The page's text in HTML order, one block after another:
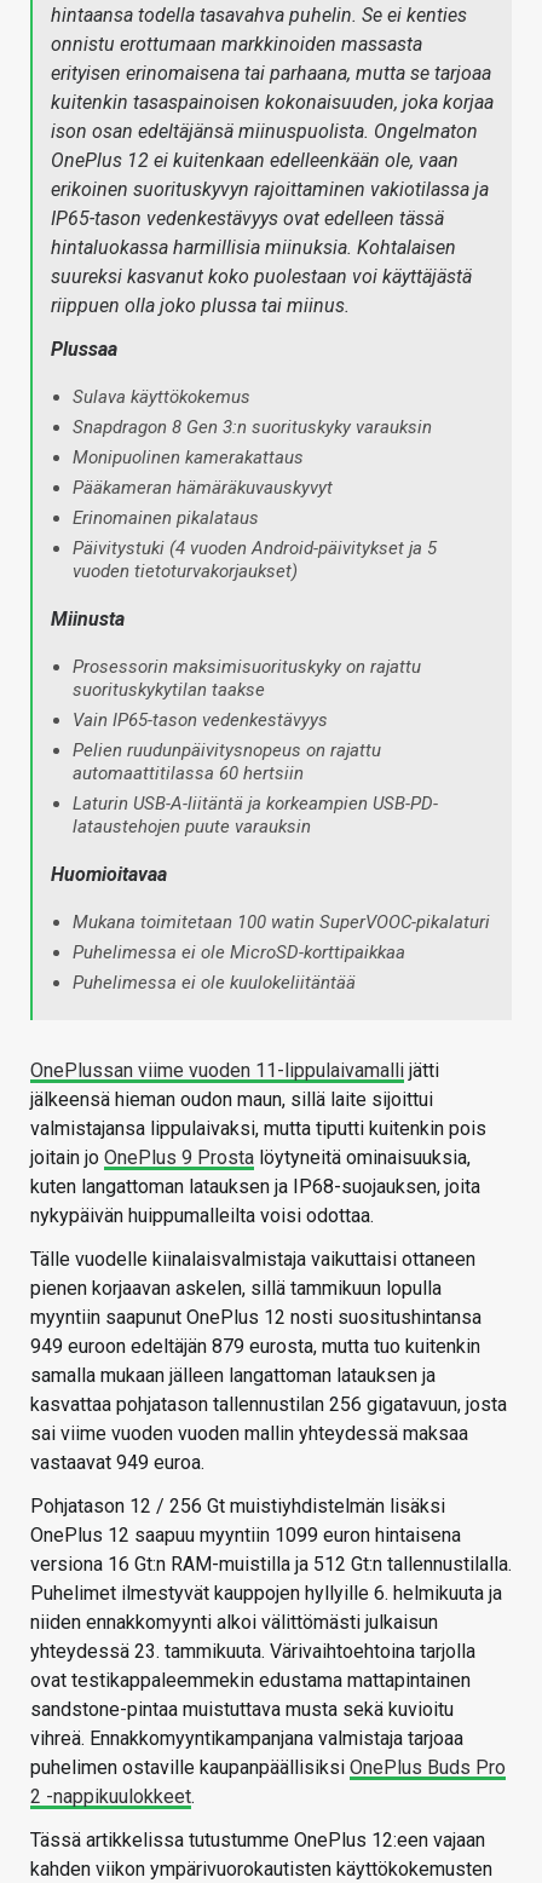
hintaansa todella tasavahva puhelin. Se ei kenties
onnistu erottumaan markkinoiden massasta
erityisen erinomaisena tai parhaana, mutta se tarjoaa
kuitenkin tasaspainoisen kokonaisuuden, joka korjaa
ison osan edeltäjänsä miinuspuolista. Ongelmaton
OnePlus 12 ei kuitenkaan edelleenkään ole, vaan
erikoinen suorituskyvyn rajoittaminen vakiotilassa ja
IP65-tason vedenkestävyys ovat edelleen tässä
hintaluokassa harmillisia miinuksia. Kohtalaisen
suureksi kasvanut koko puolestaan voi käyttäjästä
riippuen olla joko plussa tai miinus.
Plussaa
Sulava käyttökokemus
Snapdragon 8 Gen 3:n suorituskyky varauksin
Monipuolinen kamerakattaus
Pääkameran hämäräkuvauskyvyt
Erinomainen pikalataus
Päivitystuki (4 vuoden Android-päivitykset ja 5
vuoden tietoturvakorjaukset)
Miinusta
Prosessorin maksimisuorituskyky on rajattu
suorituskykytilan taakse
Vain IP65-tason vedenkestävyys
Pelien ruudunpäivitysnopeus on rajattu
automaattitilassa 60 hertsiin
Laturin USB-A-liitäntä ja korkeampien USB-PD-
lataustehojen puute varauksin
Huomioitavaa
Mukana toimitetaan 100 watin SuperVOOC-pikalaturi
Puhelimessa ei ole MicroSD-korttipaikkaa
Puhelimessa ei ole kuulokeliitäntää
OnePlussan viime vuoden 11-lippulaivamalli jätti
jälkeensä hieman oudon maun, sillä laite sijoittui
valmistajansa lippulaivaksi, mutta tiputti kuitenkin pois
joitain jo OnePlus 9 Prosta löytyneitä ominaisuuksia,
kuten langattoman latauksen ja IP68-suojauksen, joita
nykypäivän huippumalleilta voisi odottaa.
Tälle vuodelle kiinalaisvalmistaja vaikuttaisi ottaneen
pienen korjaavan askelen, sillä tammikuun lopulla
myyntiin saapunut OnePlus 12 nosti suositushintansa
949 euroon edeltäjän 879 eurosta, mutta tuo kuitenkin
samalla mukaan jälleen langattoman latauksen ja
kasvattaa pohjatason tallennustilan 256 gigatavuun, josta
sai viime vuoden vuoden mallin yhteydessä maksaa
vastaavat 949 euroa.
Pohjatason 12 / 256 Gt muistiyhdistelmän lisäksi
OnePlus 12 saapuu myyntiin 1099 euron hintaisena
versiona 16 Gt:n RAM-muistilla ja 512 Gt:n tallennustilalla.
Puhelimet ilmestyvät kauppojen hyllyille 6. helmikuuta ja
niiden ennakkomyynti alkoi välittömästi julkaisun
yhteydessä 23. tammikuuta. Värivaihtoehtoina tarjolla
ovat testikappaleemmekin edustama mattapintainen
sandstone-pintaa muistuttava musta sekä kuvioitu
vihreä. Ennakkomyyntikampanjana valmistaja tarjoaa
puhelimen ostaville kaupanpäällisiksi OnePlus Buds Pro
2 -nappikuulokkeet.
Tässä artikkelissa tutustumme OnePlus 12:een vajaan
kahden viikon ympärivuorokautisten käyttökokemusten